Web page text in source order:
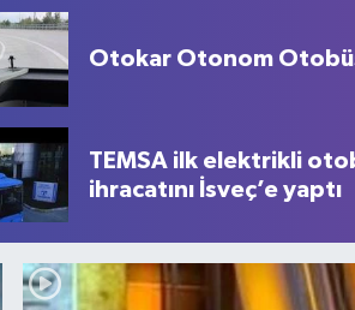
Türkiye
Otokar Otonom
TEMSA ilk elektrikli
ihracatını İsveç’e yaptı